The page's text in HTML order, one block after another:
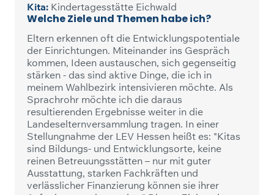
Kita: Kindertagesstätte Eichwald
Welche Ziele und Themen habe ich?
Eltern erkennen oft die Entwicklungspotentiale
der Einrichtungen. Miteinander ins Gespräch
kommen, Ideen austauschen, sich gegenseitig
stärken - das sind aktive Dinge, die ich in
meinem Wahlbezirk intensivieren möchte. Als
Sprachrohr möchte ich die daraus
resultierenden Ergebnisse weiter in die
Landeselternversammlung tragen. In einer
Stellungnahme der LEV Hessen heißt es: "Kitas
sind Bildungs- und Entwicklungsorte, keine
reinen Betreuungsstätten – nur mit guter
Ausstattung, starken Fachkräften und
verlässlicher Finanzierung können sie ihrer